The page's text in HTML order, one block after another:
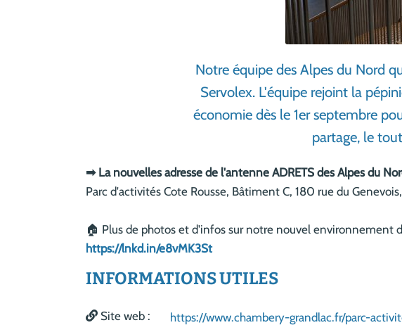
Notre équipe des Alpes du Nord
Servolex. L'équipe rejoint la
économie dès le 1er septembre
partage, le
➡ La nouvelles adresse de l'antenne ADRETS des Alpes du
Parc d'activités Cote Rousse, Bâtiment C, 180 rue du
🏠 Plus de photos et d'infos sur notre nouvel environnement
https://lnkd.in/e8vMK3St
INFORMATIONS UTILES
Site web : https://www.chambery-grandlac.fr/parc-